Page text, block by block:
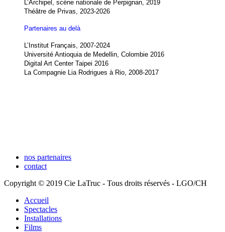
L’Archipel, scène nationale de Perpignan, 2019
Théâtre de Privas, 2023-2026
Partenaires au delà
L’Institut Français, 2007-2024
Université Antioquia de Medellin, Colombie 2016
Digital Art Center Taipei 2016
La Compagnie Lia Rodrigues à Rio, 2008-2017
nos partenaires
contact
Copyright © 2019 Cie LaTruc - Tous droits réservés - LGO/CH
Accueil
Spectacles
Installations
Films